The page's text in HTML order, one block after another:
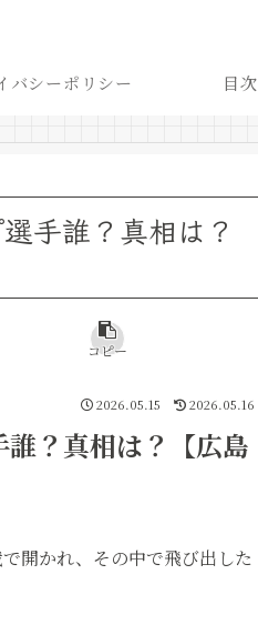
バシーポリシー 目次
手誰？真相は？
コピー
2026.05.15 2026.05.16
誰？真相は？【広島
開かれ、その中で飛び出した